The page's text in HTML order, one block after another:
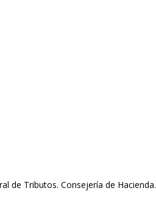
de Tributos. Consejería de Hacienda.